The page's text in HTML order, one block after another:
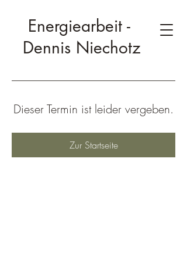
Energiearbeit -
Dennis Niechotz
Dieser Termin ist leider vergeben.
Zur Startseite